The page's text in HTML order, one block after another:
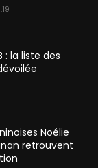
: la liste des
Noélie
retrouvent